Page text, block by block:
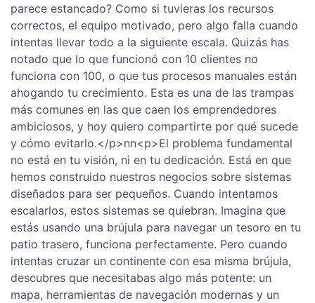
parece estancado? Como si tuvieras los recursos
correctos, el equipo motivado, pero algo falla cuando
intentas llevar todo a la siguiente escala. Quizás has
notado que lo que funcionó con 10 clientes no
funciona con 100, o que tus procesos manuales están
ahogando tu crecimiento. Esta es una de las trampas
más comunes en las que caen los emprendedores
ambiciosos, y hoy quiero compartirte por qué sucede
y cómo evitarlo.</p>nn<p>El problema fundamental
no está en tu visión, ni en tu dedicación. Está en que
hemos construido nuestros negocios sobre sistemas
diseñados para ser pequeños. Cuando intentamos
escalarlos, estos sistemas se quiebran. Imagina que
estás usando una brújula para navegar un tesoro en tu
patio trasero, funciona perfectamente. Pero cuando
intentas cruzar un continente con esa misma brújula,
descubres que necesitabas algo más potente: un
mapa, herramientas de navegación modernas y un